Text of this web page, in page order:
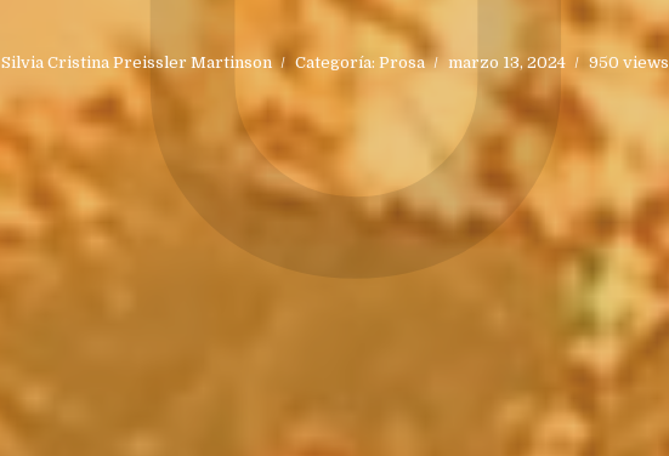
Silvia Cristina Preissler Martinson Categoría: Prosa marzo 13, 2024 950 views